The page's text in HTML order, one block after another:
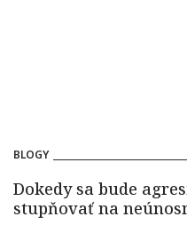
BLOGY